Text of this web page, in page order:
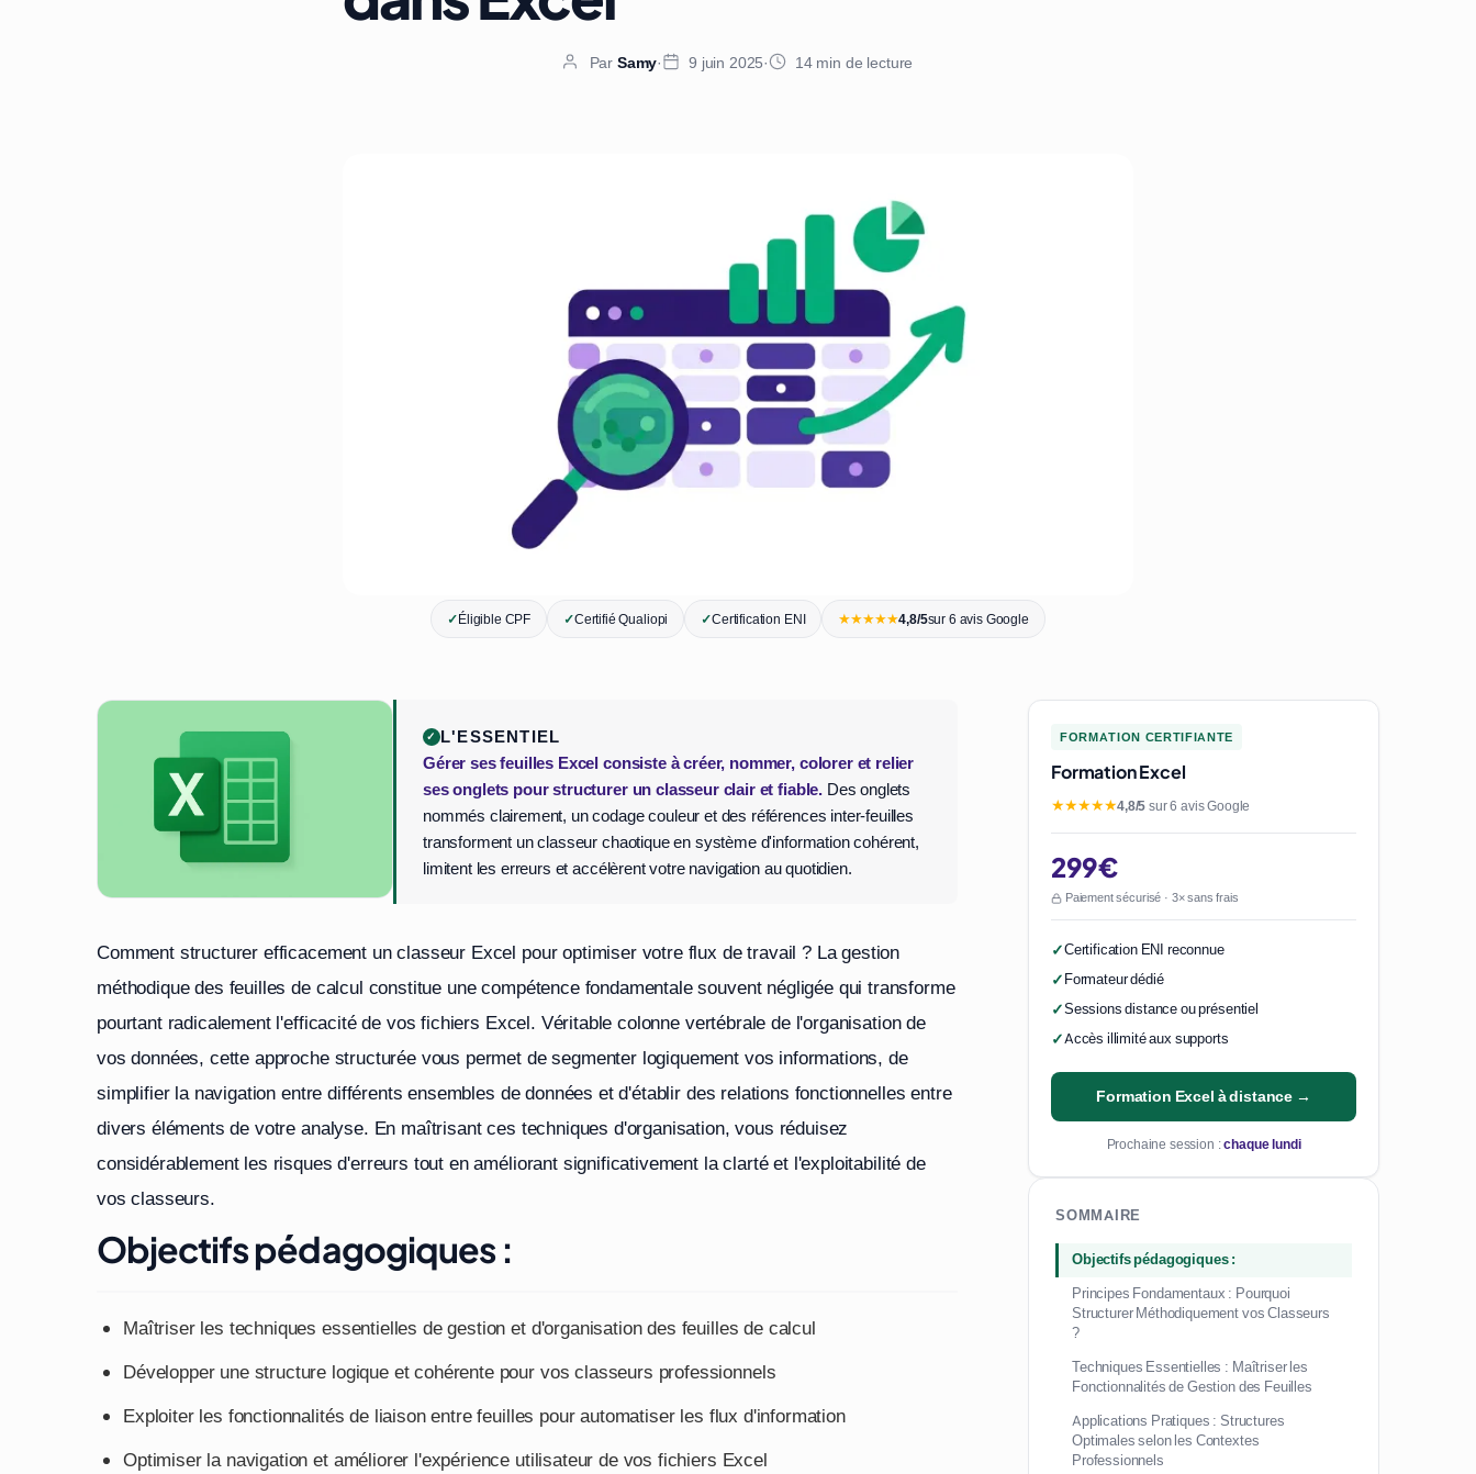
Par Samy· 9 juin 2025· 14 min de lecture
✓Éligible CPF ✓Certifié Qualiopi ✓Certification ENI ★★★★★4,8/5sur 6 avis Google
L'ESSENTIEL
Gérer ses feuilles Excel consiste à créer, nommer, colorer et relier
ses onglets pour structurer un classeur clair et fiable. Des onglets
nommés clairement, un codage couleur et des références inter-feuilles
transforment un classeur chaotique en système d'information cohérent,
limitent les erreurs et accélèrent votre navigation au quotidien.
Comment structurer efficacement un classeur Excel pour optimiser votre flux de travail ? La gestion
méthodique des feuilles de calcul constitue une compétence fondamentale souvent négligée qui transforme
pourtant radicalement l'efficacité de vos fichiers Excel. Véritable colonne vertébrale de l'organisation de
vos données, cette approche structurée vous permet de segmenter logiquement vos informations, de
simplifier la navigation entre différents ensembles de données et d'établir des relations fonctionnelles entre
divers éléments de votre analyse. En maîtrisant ces techniques d'organisation, vous réduisez
considérablement les risques d'erreurs tout en améliorant significativement la clarté et l'exploitabilité de
vos classeurs.
Objectifs pédagogiques :
Maîtriser les techniques essentielles de gestion et d'organisation des feuilles de calcul
Développer une structure logique et cohérente pour vos classeurs professionnels
Exploiter les fonctionnalités de liaison entre feuilles pour automatiser les flux d'information
Optimiser la navigation et améliorer l'expérience utilisateur de vos fichiers Excel
FORMATION CERTIFIANTE
Formation Excel
★★★★★4,8/5sur 6 avis Google
299€
Paiement sécurisé · 3× sans frais
Certification ENI reconnue
Formateur dédié
Sessions distance ou présentiel
Accès illimité aux supports
Formation Excel à distance →
Prochaine session :chaque lundi
SOMMAIRE
Objectifs pédagogiques :
Principes Fondamentaux : Pourquoi
Structurer Méthodiquement vos Classeurs
?
Techniques Essentielles : Maîtriser les
Fonctionnalités de Gestion des Feuilles
Applications Pratiques : Structures
Optimales selon les Contextes
Professionnels